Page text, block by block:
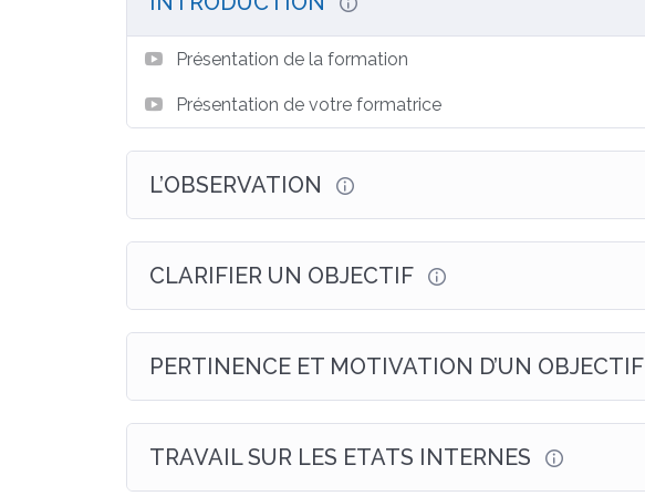
Présentation de la formation
Présentation de votre formatrice
L’OBSERVATION
CLARIFIER UN OBJECTIF
PERTINENCE ET MOTIVATION D’UN OBJECTIF
TRAVAIL SUR LES ETATS INTERNES